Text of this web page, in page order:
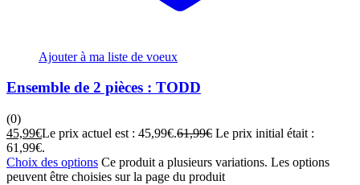
Ajouter à ma liste de voeux
Ensemble de 2 pièces : TODD
(0)
45,99€Le prix actuel est : 45,99€.61,99€ Le prix initial était :
61,99€.
Choix des options Ce produit a plusieurs variations. Les options
peuvent être choisies sur la page du produit